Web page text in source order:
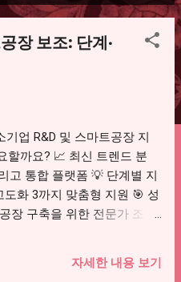
장 보조: 단계·
기업 R&D 및 스마트공장 지
할까요? 📈 최신 트렌드 분
고 통합 플랫폼 💡 단계별 지
도화 3까지 맞춤형 지원 🎯 성
장 구축을 위한 전문가 조언
대한민국 제조업의 미래,
자세한 내용 보기